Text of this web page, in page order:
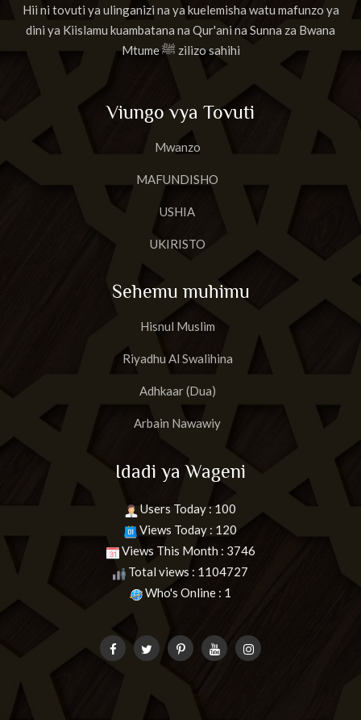
Hii ni tovuti ya ulinganizi na ya kuelemisha watu mafunzo ya
dini ya Kiislamu kuambatana na Qur'ani na Sunna za Bwana
Mtume ﷺ zilizo sahihi
Viungo vya Tovuti
Mwanzo
MAFUNDISHO
USHIA
UKIRISTO
Sehemu muhimu
Hisnul Muslim
Riyadhu Al Swalihina
Adhkaar (Dua)
Arbain Nawawiy
Idadi ya Wageni
Users Today : 100
Views Today : 120
Views This Month : 3746
Total views : 1104727
Who's Online : 1